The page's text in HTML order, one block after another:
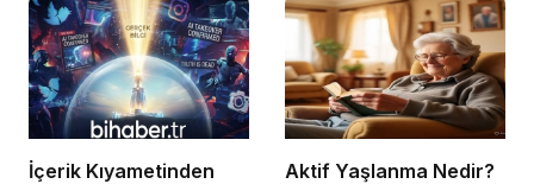
İçerik Kıyametinden
Aktif Yaşlanma Nedir?